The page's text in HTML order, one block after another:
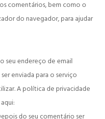
comentários, bem como o
do navegador, para ajudar
seu endereço de email
enviada para o serviço
A política de privacidade